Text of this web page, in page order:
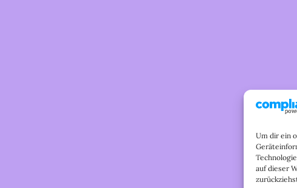
Um dir ein
auf dieser